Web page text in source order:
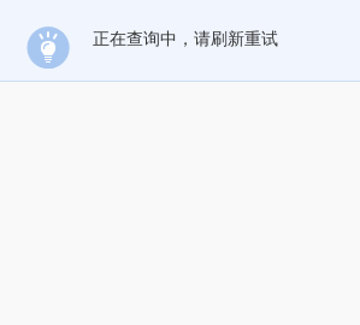
正在查询中，请刷新重试